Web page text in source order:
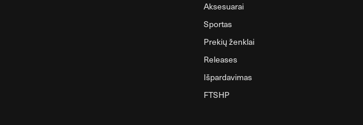
Aksesuarai
Sportas
Prekių ženklai
Releases
Išpardavimas
FTSHP